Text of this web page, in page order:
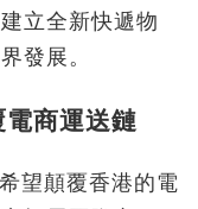
立全新快遞物
發展。
商運送鏈
望顛覆香港的電